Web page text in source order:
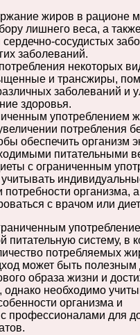
жиров в рационе
лишнего веса, а
сердечно-сосудистых
заболеваний.
некоторых
и трансжиры,
заболеваний и
здоровья.
употреблением
потребления
обеспечить организм
питательными
с ограниченным
потребности организма,
с врачом или
питательную систему, в
потребляемых
может быть полезным
образа жизни и
однако необходимо
организма и
с профессионалами для